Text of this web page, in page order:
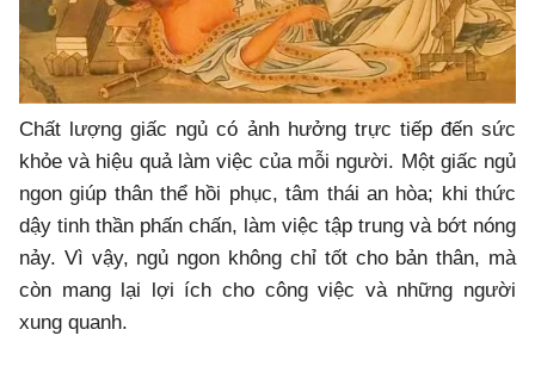
Chất lượng giấc ngủ có ảnh hưởng trực tiếp đến sức
khỏe và hiệu quả làm việc của mỗi người. Một giấc ngủ
ngon giúp thân thể hồi phục, tâm thái an hòa; khi thức
dậy tinh thần phấn chấn, làm việc tập trung và bớt nóng
nảy. Vì vậy, ngủ ngon không chỉ tốt cho bản thân, mà
còn mang lại lợi ích cho công việc và những người
xung quanh.